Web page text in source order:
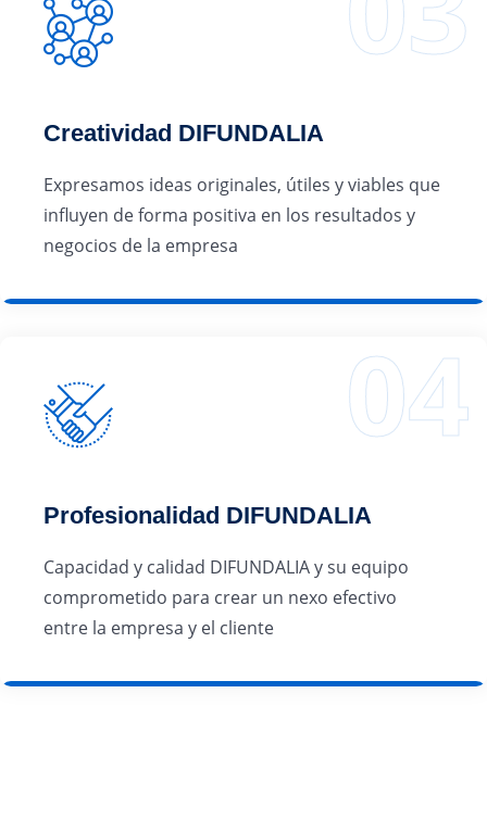
Creatividad DIFUNDALIA
Expresamos ideas originales, útiles y viables que
influyen de forma positiva en los resultados y
negocios de la empresa
Profesionalidad DIFUNDALIA
Capacidad y calidad DIFUNDALIA y su equipo
comprometido para crear un nexo efectivo
entre la empresa y el cliente